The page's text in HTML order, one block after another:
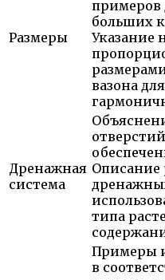
Размеры
примеров
больших
Указание
вазона
Дренажная
система
Описание
типа
Примеры
в